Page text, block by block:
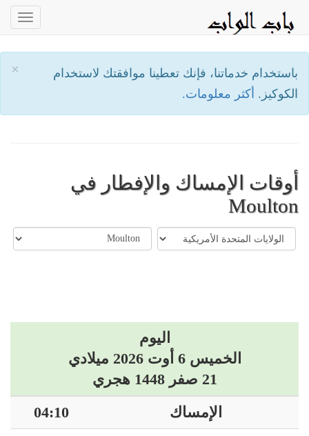
×
باستخدام خدماتنا، فإنك تعطينا موافقتك لاستخدام
الكوكيز. أكثر معلومات.
أوقات الإمساك والإفطار في
Moulton
اليوم
الخميس 6 أوت 2026 ميلادي
21 صفر 1448 هجري
الإمساك
04:10